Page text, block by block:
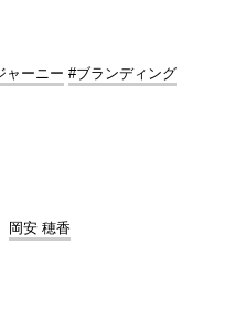
ャーニー #ブランディング
岡安 穂香